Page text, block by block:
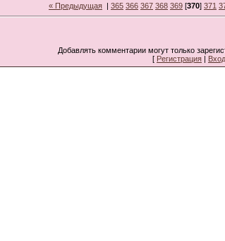
« Предыдущая | 365 366 367 368 369 [370] 371
Добавлять комментарии могут только
[ Регистрация Вход